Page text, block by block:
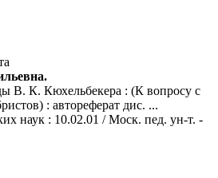
В. К. Кюхельбекера : (К вопросу с
: автореферат дис. ...
наук : 10.02.01 / Моск. пед. ун-т. -